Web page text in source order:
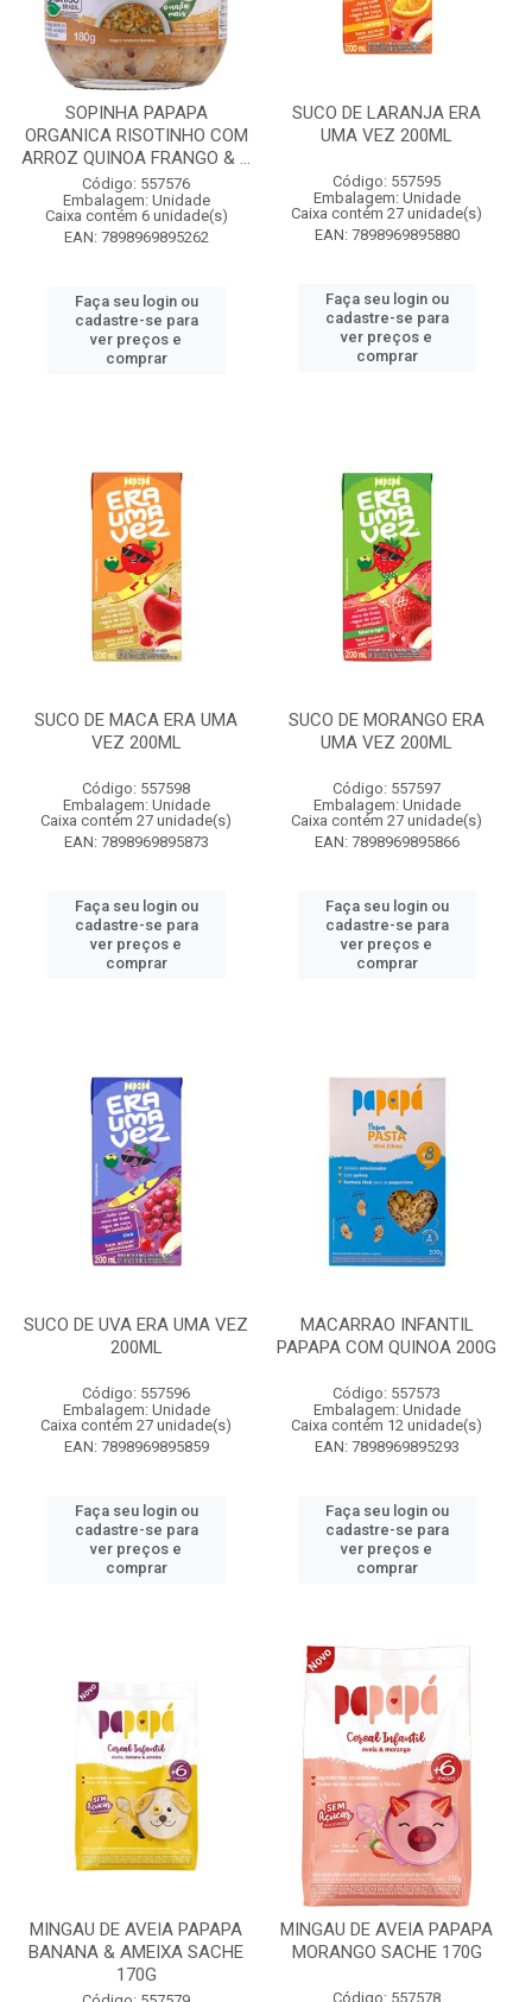
SOPINHA PAPAPA
ORGANICA RISOTINHO COM
ARROZ QUINOA FRANGO & ...
Código: 557576
Embalagem: Unidade
Caixa contém 6 unidade(s)
EAN: 7898969895262
Faça seu login ou
cadastre-se para
ver preços e
comprar
SUCO DE LARANJA ERA
UMA VEZ 200ML
Código: 557595
Embalagem: Unidade
Caixa contém 27 unidade(s)
EAN: 7898969895880
Faça seu login ou
cadastre-se para
ver preços e
comprar
SUCO DE MACA ERA UMA
VEZ 200ML
Código: 557598
Embalagem: Unidade
Caixa contém 27 unidade(s)
EAN: 7898969895873
Faça seu login ou
cadastre-se para
ver preços e
comprar
SUCO DE MORANGO ERA
UMA VEZ 200ML
Código: 557597
Embalagem: Unidade
Caixa contém 27 unidade(s)
EAN: 7898969895866
Faça seu login ou
cadastre-se para
ver preços e
comprar
SUCO DE UVA ERA UMA VEZ
200ML
Código: 557596
Embalagem: Unidade
Caixa contém 27 unidade(s)
EAN: 7898969895859
Faça seu login ou
cadastre-se para
ver preços e
comprar
MACARRAO INFANTIL
PAPAPA COM QUINOA 200G
Código: 557573
Embalagem: Unidade
Caixa contém 12 unidade(s)
EAN: 7898969895293
Faça seu login ou
cadastre-se para
ver preços e
comprar
MINGAU DE AVEIA PAPAPA
BANANA & AMEIXA SACHE
170G
MINGAU DE AVEIA PAPAPA
MORANGO SACHE 170G
Código: 557578